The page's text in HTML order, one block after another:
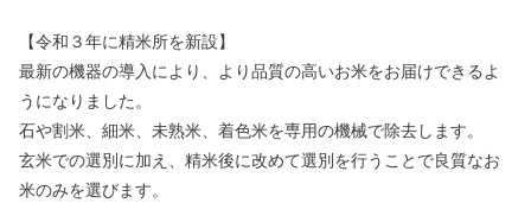
【令和３年に精米所を新設】
最新の機器の導入により、より品質の高いお米をお届けできるよ
うになりました。
石や割米、細米、未熟米、着色米を専用の機械で除去します。
玄米での選別に加え、精米後に改めて選別を行うことで良質なお
米のみを選びます。